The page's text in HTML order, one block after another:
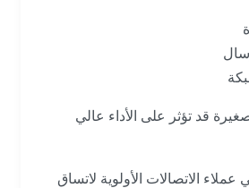
قد تؤثر على الأداء عالي
الاتصالات الأولوية لاتساق